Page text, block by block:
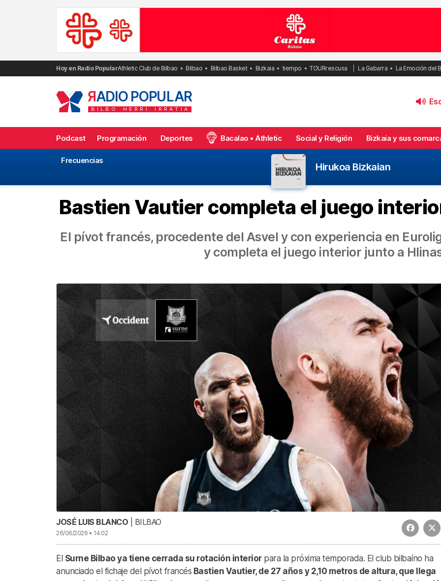
Hoy en Radio PopularAthletic Club de Bilbao Bilbao Bilbao Basket Bizkaia tiempo TOURrescusa La Gabarra La Emoción del
RADIO POPULAR
BILBO HERRI IRRATIA
Podcast Programación Deportes Bacalao • Athletic Social y Religión Bizkaia y sus
Frecuencias
Hirukoa Bizkaian
Bastien Vautier completa el juego
El pívot francés, procedente del Asvel y con experiencia en
y completa el juego interior junto a
JOSÉ LUIS BLANCO | BILBAO
26/06/2026 • 14:02
El Surne Bilbao ya tiene cerrada su rotación interiorpara la próxima temporada. El club bilbaíno ha
anunciado el fichaje del pívot francés Bastien Vautier, de 27 años y 2,10 metros de altura, que llega